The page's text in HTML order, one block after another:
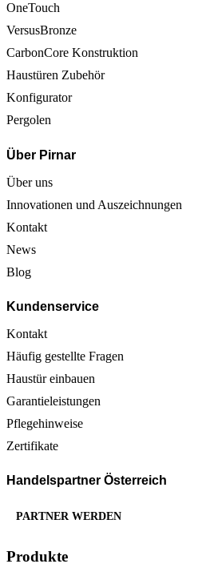
OneTouch
VersusBronze
CarbonCore Konstruktion
Haustüren Zubehör
Konfigurator
Pergolen
Über Pirnar
Über uns
Innovationen und Auszeichnungen
Kontakt
News
Blog
Kundenservice
Kontakt
Häufig gestellte Fragen
Haustür einbauen
Garantieleistungen
Pflegehinweise
Zertifikate
Handelspartner Österreich
PARTNER WERDEN
Produkte